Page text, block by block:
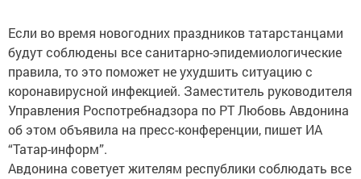
Если во время новогодних праздников татарстанцами
будут соблюдены все санитарно-эпидемиологические
правила, то это поможет не ухудшить ситуацию с
коронавирусной инфекцией. Заместитель руководителя
Управления Роспотребнадзора по РТ Любовь Авдонина
об этом объявила на пресс-конференции, пишет ИА
“Татар-информ”.
Авдонина советует жителям республики соблюдать все